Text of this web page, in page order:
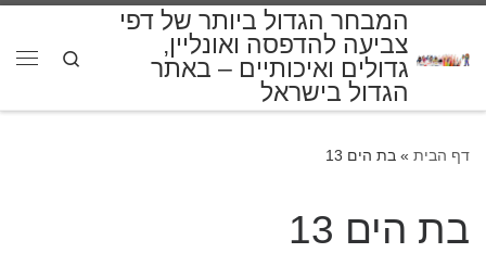
המבחר הגדול ביותר של דפי
צביעה להדפסה ואונליין,
גדולים ואיכותיים – באתר
הגדול בישראל
Search
דף הבית » בת הים 13
בת הים 13